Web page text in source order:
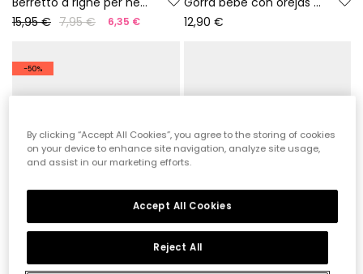
15,95 € 7,95 € 6,35 €
12,90 €
-50%
By clicking “Accept All Cookies”, you agree to the storing of cookies
on your device to enhance site navigation, analyze site usage,
and assist in our marketing efforts.
Reject All
Accept All Cookies